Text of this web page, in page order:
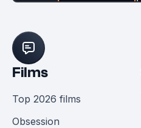
Films
Top 2026 films
Obsession